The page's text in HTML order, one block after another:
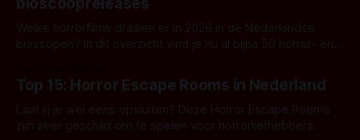
Welke horrorfilms draaien er in 2026 in de Nederlandse
bioscopen? In dit overzicht vind je nu al bijna 50 horror- en
Top 15: Horror Escape Rooms in Nederland
Laat jij je wel eens opsluiten? Deze Horror Escape Rooms
zijn zeer geschikt om te spelen voor horrorliefhebbers.